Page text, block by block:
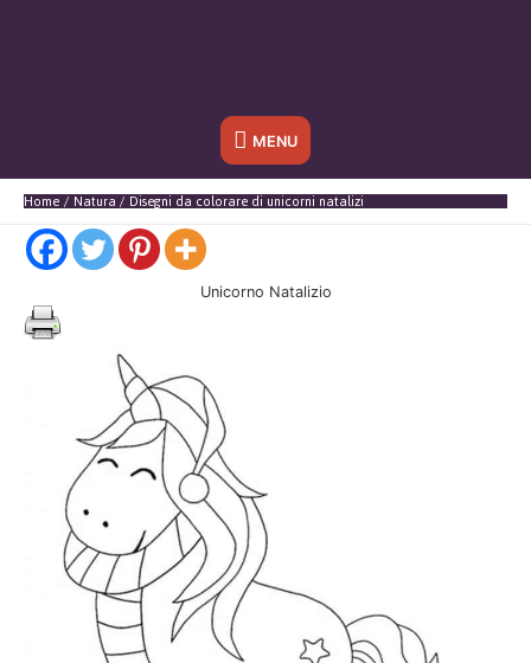
Sotto
l'header
MENU
Home Natura Disegni da colorare di unicorni natalizi
Unicorno Natalizio